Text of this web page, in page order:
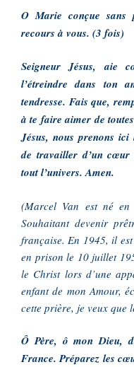
O Marie conçue sans
recours à vous. (3 fois)
Seigneur Jésus, aie
l’étreindre dans ton
tendresse. Fais que,
à te faire aimer de
Jésus, nous prenons ici
de travailler d’un cœur
tout l’univers. Amen.
(Marcel Van est né
Souhaitant devenir
française. En 1945, il
en prison le 10 juillet
le Christ lors d’une
enfant de mon Amour,
cette prière, je veux que
Ô Père, ô mon Dieu,
France. Préparez les